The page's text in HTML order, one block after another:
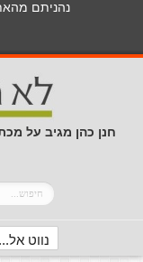
נהניתם
חנן כהן מגיב על